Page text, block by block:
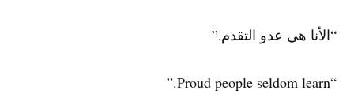
“الأنا هي عدو التقدم.”
“Proud people seldom learn.”